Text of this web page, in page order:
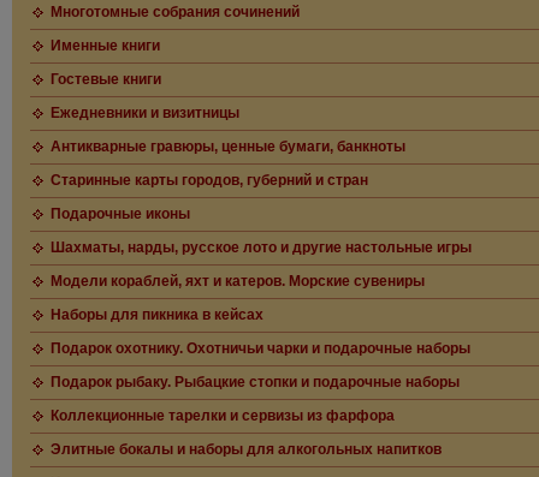
Многотомные собрания сочинений
Именные книги
Гостевые книги
Ежедневники и визитницы
Антикварные гравюры, ценные бумаги, банкноты
Старинные карты городов, губерний и стран
Подарочные иконы
Шахматы, нарды, русское лото и другие настольные игры
Модели кораблей, яхт и катеров. Морские сувениры
Наборы для пикника в кейсах
Подарок охотнику. Охотничьи чарки и подарочные наборы
Подарок рыбаку. Рыбацкие стопки и подарочные наборы
Коллекционные тарелки и сервизы из фарфора
Элитные бокалы и наборы для алкогольных напитков